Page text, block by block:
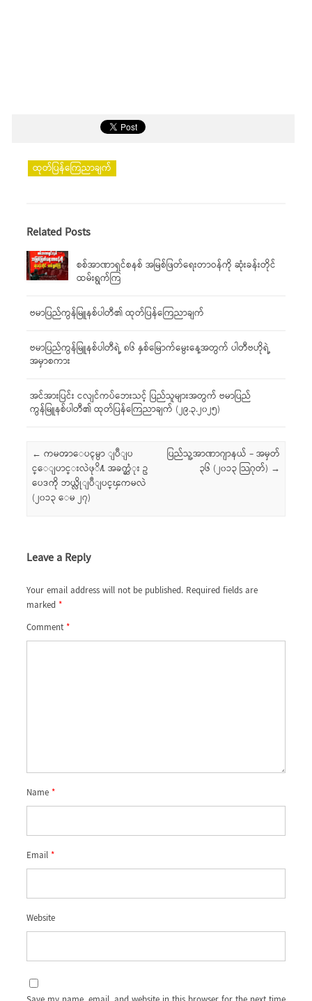
ထုတ်ပြန်ကြေညာချက်
Related Posts
စစ်အာဏာရှင်စနစ် အမြစ်ဖြတ်ရေးတာဝန်ကို ဆုံးခန်းတိုင်
ထမ်းရွက်ကြ
ဗမာပြည်ကွန်မြူနစ်ပါတီ၏ ထုတ်ပြန်ကြေညာချက်
ဗမာပြည်ကွန်မြူနစ်ပါတီရဲ့ ၈၆ နှစ်မြောက်မွေးနေ့အတွက် ပါတီဗဟိုရဲ့
အမှာစကား
အင်အားပြင်း ငလျင်ကပ်ဘေးသင့် ပြည်သူများအတွက် ဗမာပြည်
ကွန်မြူနစ်ပါတီ၏ ထုတ်ပြန်ကြေညာချက် (၂၉.၃.၂၀၂၅)
Post navigation
← ကမၻာေပၚမွာ ျပဳျပ
င္ေျပာင္းလဲဖုိ႔ အခက္ဆံုး ဥ
ပေဒကို ဘယ္လိုျပဳျပင္ၾကမလဲ
(၂၀၁၃ ေမ ၂၇)
ပြည်သူ့အာဏာဂျာနယ် – အမှတ်
၃၆ (၂၀၁၃ သြဂုတ်) →
Leave a Reply
Your email address will not be published. Required fields are
marked*
Comment*
Name*
Email*
Website